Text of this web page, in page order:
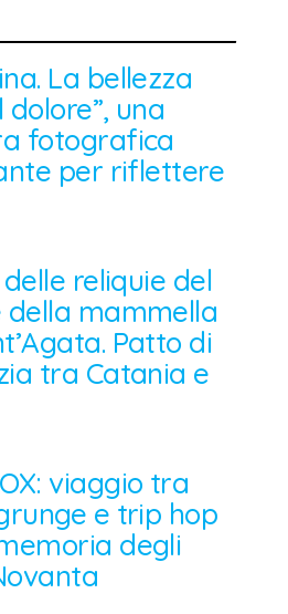
La bellezza
una
fotografica
per riflettere
reliquie del
della mammella
Patto di
tra Catania e
viaggio tra
e trip hop
degli